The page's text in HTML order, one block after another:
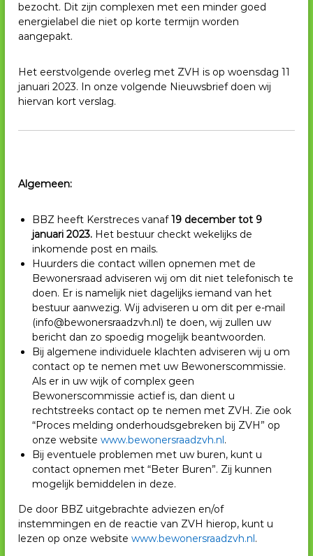
bezocht. Dit zijn complexen met een minder goed
energielabel die niet op korte termijn worden
aangepakt.
Het eerstvolgende overleg met ZVH is op woensdag 11
januari 2023. In onze volgende Nieuwsbrief doen wij
hiervan kort verslag.
Algemeen:
BBZ heeft Kerstreces vanaf19 december tot 9
januari 2023. Het bestuur checkt wekelijks de
inkomende post en mails.
Huurders die contact willen opnemen met de
Bewonersraad adviseren wij om dit niet telefonisch te
doen. Er is namelijk niet dagelijks iemand van het
bestuur aanwezig. Wij adviseren u om dit per e-mail
(info@bewonersraadzvh.nl) te doen, wij zullen uw
bericht dan zo spoedig mogelijk beantwoorden.
Bij algemene individuele klachten adviseren wij u om
contact op te nemen met uw Bewonerscommissie.
Als er in uw wijk of complex geen
Bewonerscommissie actief is, dan dient u
rechtstreeks contact op te nemen met ZVH. Zie ook
“Proces melding onderhoudsgebreken bij ZVH” op
onze websitewww.bewonersraadzvh.nl.
Bij eventuele problemen met uw buren, kunt u
contact opnemen met “Beter Buren”. Zij kunnen
mogelijk bemiddelen in deze.
De door BBZ uitgebrachte adviezen en/of
instemmingen en de reactie van ZVH hierop, kunt u
lezen op onze websitewww.bewonersraadzvh.nl.